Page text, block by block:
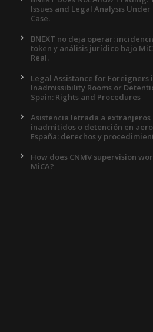
Issues and Legal Analysis Under
Case.
BNEXT no deja operar:
token y análisis jurídico bajo
Real.
Legal Assistance for Foreigners
Inadmissibility Rooms or
Spain: Rights and Procedures
Asistencia letrada a extranjeros
inadmitidos o detención en
España: derechos y
How does CNMV supervision
MiCA?